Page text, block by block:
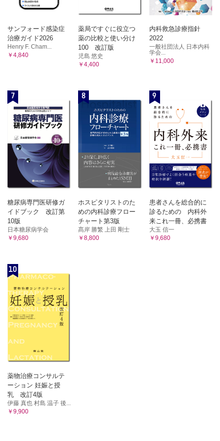
サンフォード感染症
治療ガイド2026
Henry F. Cham...
￥4,840
薬局ですぐに役立つ
薬の比較と使い分け
100 改訂版
児島 悠史
￥4,400
内科救急診療指針
2022
一般社団法人 日本内科
学会...
￥11,000
7
糖尿病専門医研修ガ
イドブック 改訂第
10版
日本糖尿病学会
￥9,680
8
ホスピタリストのた
めの内科診療フロー
チャート第3版
髙岸 勝繁 上田 剛士
￥8,800
9
患者さんを総合的に
診るための 内科外
来これ一冊、必携書
大玉 信一
￥9,680
10
薬物治療コンサルテ
ーション 妊娠と授
乳 改訂4版
伊藤 真也 村島 温子 後...
￥9,900